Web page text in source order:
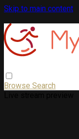
Skip to main content
Browse Search